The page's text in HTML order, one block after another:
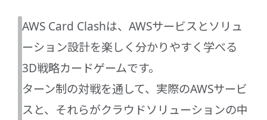
AWS Card Clashは、AWSサービスとソリュ
ーション設計を楽しく分かりやすく学べる
3D戦略カードゲームです。
ターン制の対戦を通して、実際のAWSサービ
スと、それらがクラウドソリューションの中